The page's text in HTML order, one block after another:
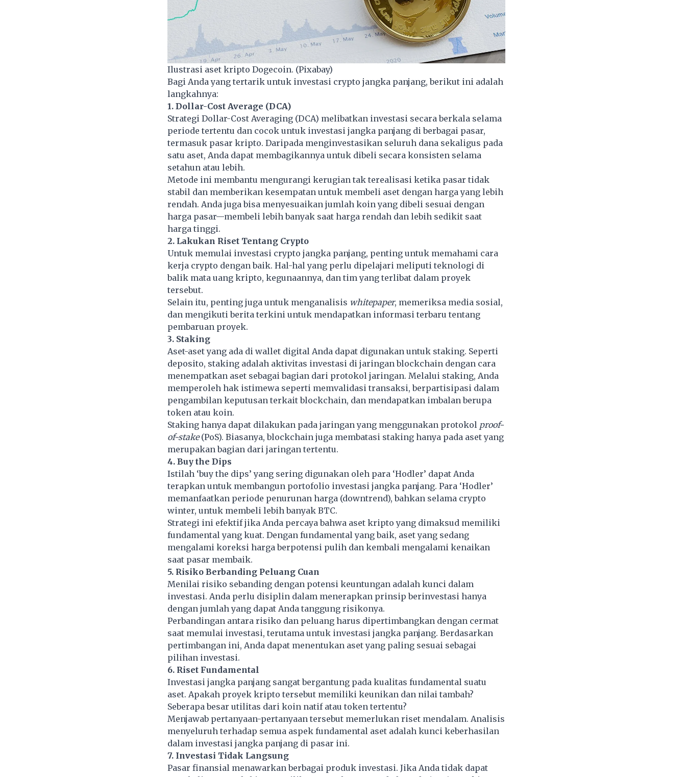
Ilustrasi aset kripto Dogecoin. (Pixabay)
Bagi Anda yang tertarik untuk investasi crypto jangka panjang, berikut ini adalah
langkahnya:
1. Dollar-Cost Average (DCA)
Strategi Dollar-Cost Averaging (DCA) melibatkan investasi secara berkala selama
periode tertentu dan cocok untuk investasi jangka panjang di berbagai pasar,
termasuk pasar kripto. Daripada menginvestasikan seluruh dana sekaligus pada
satu aset, Anda dapat membagikannya untuk dibeli secara konsisten selama
setahun atau lebih.
Metode ini membantu mengurangi kerugian tak terealisasi ketika pasar tidak
stabil dan memberikan kesempatan untuk membeli aset dengan harga yang lebih
rendah. Anda juga bisa menyesuaikan jumlah koin yang dibeli sesuai dengan
harga pasar—membeli lebih banyak saat harga rendah dan lebih sedikit saat
harga tinggi.
2. Lakukan Riset Tentang Crypto
Untuk memulai investasi crypto jangka panjang, penting untuk memahami cara
kerja crypto dengan baik. Hal-hal yang perlu dipelajari meliputi teknologi di
balik mata uang kripto, kegunaannya, dan tim yang terlibat dalam proyek
tersebut.
Selain itu, penting juga untuk menganalisis whitepaper, memeriksa media sosial,
dan mengikuti berita terkini untuk mendapatkan informasi terbaru tentang
pembaruan proyek.
3. Staking
Aset-aset yang ada di wallet digital Anda dapat digunakan untuk staking. Seperti
deposito, staking adalah aktivitas investasi di jaringan blockchain dengan cara
menempatkan aset sebagai bagian dari protokol jaringan. Melalui staking, Anda
memperoleh hak istimewa seperti memvalidasi transaksi, berpartisipasi dalam
pengambilan keputusan terkait blockchain, dan mendapatkan imbalan berupa
token atau koin.
Staking hanya dapat dilakukan pada jaringan yang menggunakan protokol proof-
of-stake(PoS). Biasanya, blockchain juga membatasi staking hanya pada aset yang
merupakan bagian dari jaringan tertentu.
4. Buy the Dips
Istilah ‘buy the dips’ yang sering digunakan oleh para ‘Hodler’ dapat Anda
terapkan untuk membangun portofolio investasi jangka panjang. Para ‘Hodler’
memanfaatkan periode penurunan harga (downtrend), bahkan selama crypto
winter, untuk membeli lebih banyak BTC.
Strategi ini efektif jika Anda percaya bahwa aset kripto yang dimaksud memiliki
fundamental yang kuat. Dengan fundamental yang baik, aset yang sedang
mengalami koreksi harga berpotensi pulih dan kembali mengalami kenaikan
saat pasar membaik.
5. Risiko Berbanding Peluang Cuan
Menilai risiko sebanding dengan potensi keuntungan adalah kunci dalam
investasi. Anda perlu disiplin dalam menerapkan prinsip berinvestasi hanya
dengan jumlah yang dapat Anda tanggung risikonya.
Perbandingan antara risiko dan peluang harus dipertimbangkan dengan cermat
saat memulai investasi, terutama untuk investasi jangka panjang. Berdasarkan
pertimbangan ini, Anda dapat menentukan aset yang paling sesuai sebagai
pilihan investasi.
6. Riset Fundamental
Investasi jangka panjang sangat bergantung pada kualitas fundamental suatu
aset. Apakah proyek kripto tersebut memiliki keunikan dan nilai tambah?
Seberapa besar utilitas dari koin natif atau token tertentu?
Menjawab pertanyaan-pertanyaan tersebut memerlukan riset mendalam. Analisis
menyeluruh terhadap semua aspek fundamental aset adalah kunci keberhasilan
dalam investasi jangka panjang di pasar ini.
7. Investasi Tidak Langsung
Pasar finansial menawarkan berbagai produk investasi. Jika Anda tidak dapat